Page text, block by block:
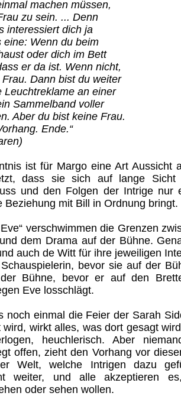
machen müssen,
zu sein. ... Denn
interessiert dich ja
eine: Wenn du beim
oder dich im Bett
er da ist. Wenn nicht,
Dann bist du weiter
Leuchtreklame an einer
Sammelband voller
Aber du bist keine Frau.
Ende.“
ist für Margo eine Art Aussicht
dass sie sich auf lange Sicht
und den Folgen der Intrige nur
Beziehung mit Bill in Ordnung bringt.
verschwimmen die Grenzen
dem Drama auf der Bühne.
auch de Witt für ihre jeweiligen
bevor sie auf der
Bühne, bevor er auf den
Eve losschlägt.
noch einmal die Feier der Sarah
wird, wirkt alles, was dort gesagt
heuchlerisch. Aber
offen, zieht den Vorhang vor
Welt, welche Intrigen dazu
weiter, und alle akzeptieren
oder sehen wollen.